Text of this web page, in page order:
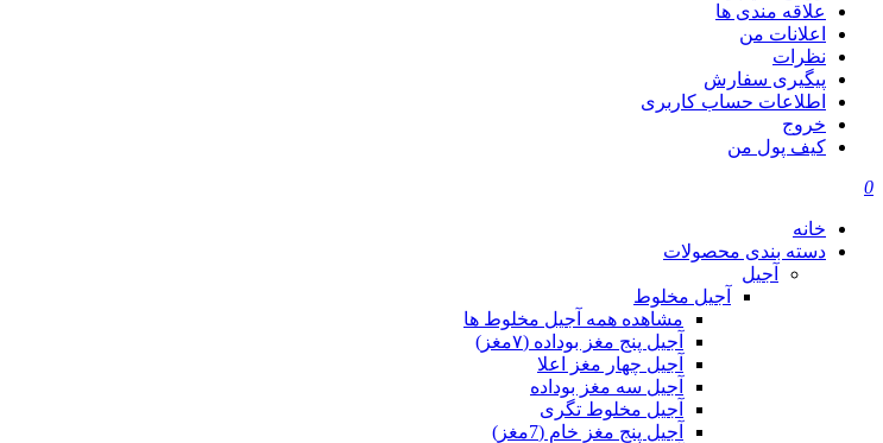
علاقه مندی ها
اعلانات من
نظرات
پیگیری سفارش
اطلاعات حساب كاربری
خروج
کیف پول من
0
خانه
دسته بندی محصولات
آجیل
آجیل مخلوط
مشاهده همه آجیل مخلوط ها
آجیل پنج مغز بوداده (۷مغز)
آجیل چهار مغز اعلا
آجیل سه مغز بوداده
آجیل مخلوط تگری
آجیل پنج مغز خام (7مغز)